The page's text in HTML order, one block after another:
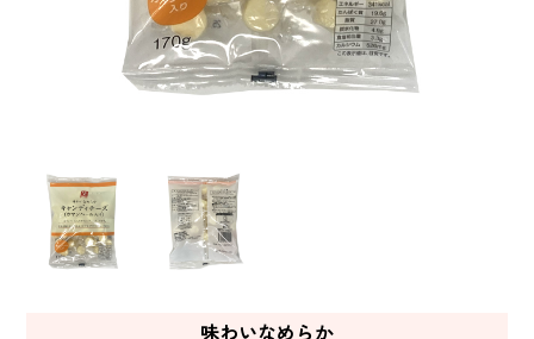
味わいなめらか